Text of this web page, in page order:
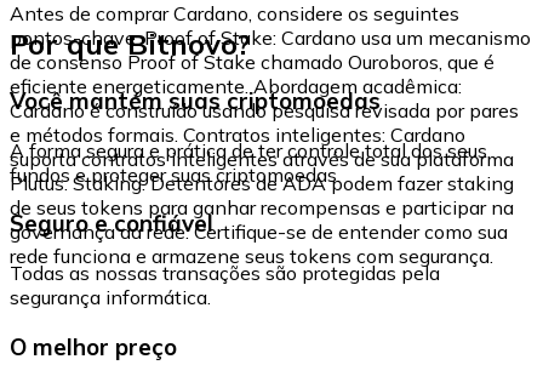
Antes de comprar Cardano, considere os seguintes
pontos-chave: Proof of Stake: Cardano usa um mecanismo
de consenso Proof of Stake chamado Ouroboros, que é
eficiente energeticamente. Abordagem acadêmica:
Cardano é construído usando pesquisa revisada por pares
e métodos formais. Contratos inteligentes: Cardano
suporta contratos inteligentes através de sua plataforma
Plutus. Staking: Detentores de ADA podem fazer staking
de seus tokens para ganhar recompensas e participar na
governança da rede. Certifique-se de entender como sua
rede funciona e armazene seus tokens com segurança.
Por que Bitnovo?
Você mantém suas criptomoedas
A forma segura e prática de ter controle total dos seus
fundos e proteger suas criptomoedas.
Seguro e confiável
Todas as nossas transações são protegidas pela
segurança informática.
O melhor preço